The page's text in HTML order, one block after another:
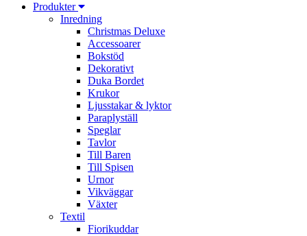
Produkter
Inredning
Christmas Deluxe
Accessoarer
Bokstöd
Dekorativt
Duka Bordet
Krukor
Ljusstakar & lyktor
Paraplyställ
Speglar
Tavlor
Till Baren
Till Spisen
Urnor
Vikväggar
Växter
Textil
Fiorikuddar